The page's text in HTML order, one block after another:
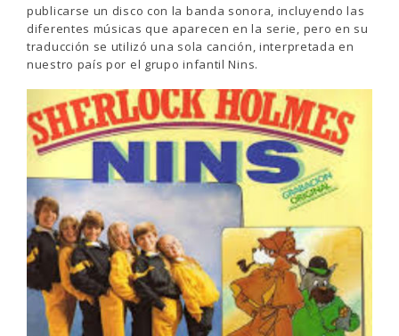
publicarse un disco con la banda sonora, incluyendo las
diferentes músicas que aparecen en la serie, pero en su
traducción se utilizó una sola canción, interpretada en
nuestro país por el grupo infantil Nins.